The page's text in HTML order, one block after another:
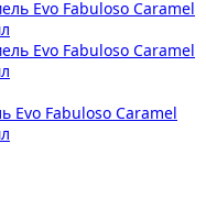
Evo Fabuloso Caramel